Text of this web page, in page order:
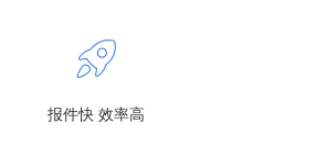
报件快 效率高